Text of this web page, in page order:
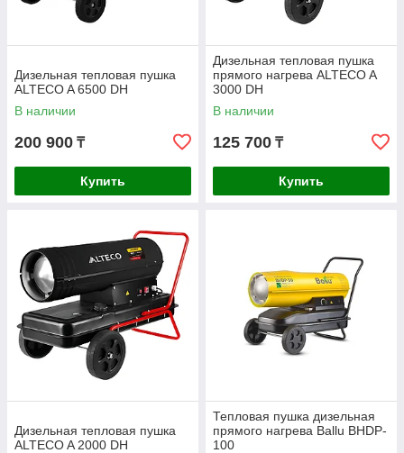
Дизельная тепловая пушка
ALTECO A 6500 DH
В наличии
200 900 ₸
Купить
Дизельная тепловая пушка
прямого нагрева ALTECO A
3000 DH
В наличии
125 700 ₸
Купить
Дизельная тепловая пушка
ALTECO A 2000 DH
Тепловая пушка дизельная
прямого нагрева Ballu BHDP-
100